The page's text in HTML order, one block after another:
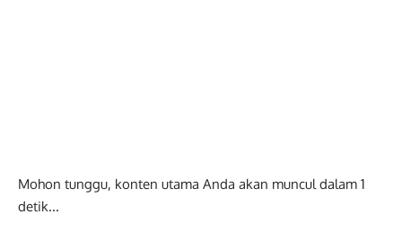
Mohon tunggu, konten utama Anda akan muncul dalam 0
detik...